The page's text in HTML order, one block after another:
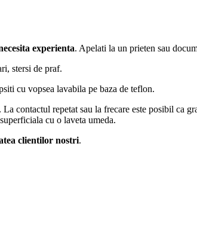
experienta. Apelati la un prieten sau
stersi de praf.
cu vopsea lavabila pe baza de teflon.
contactul repetat sau la frecare este posibil ca
cu o laveta umeda.
clientilor nostri.